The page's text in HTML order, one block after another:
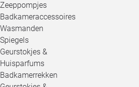
Zeeppompjes
Badkameraccessoires
Wasmanden
Spiegels
Geurstokjes &
Huisparfums
Badkamerrekken